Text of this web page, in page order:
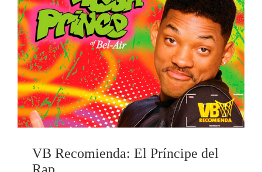
VB Recomienda: El Príncipe del
Rap